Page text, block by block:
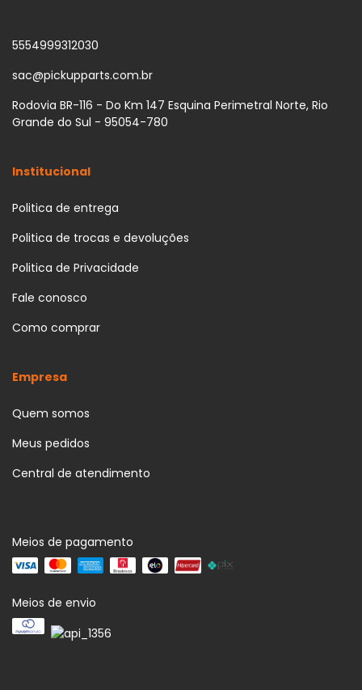
5554999312030
sac@pickupparts.com.br
Rodovia BR-116 - Do Km 147 Esquina Perimetral Norte, Rio
Grande do Sul - 95054-780
Institucional
Politica de entrega
Politica de trocas e devoluções
Politica de Privacidade
Fale conosco
Como comprar
Empresa
Quem somos
Meus pedidos
Central de atendimento
Meios de pagamento
Meios de envio